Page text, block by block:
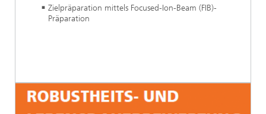
Zielpräparation mittels Focused-Ion-Beam (FIB)-
Präparation